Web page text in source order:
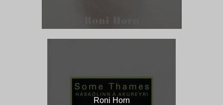
Roni Horn